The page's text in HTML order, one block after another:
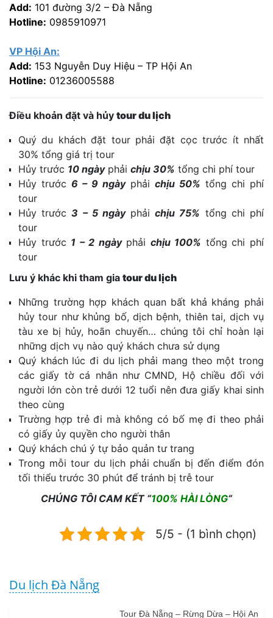
Add: 101 đường 3/2 – Đà Nẵng
Hotline: 0985910971
VP Hội An:
Add: 153 Nguyễn Duy Hiệu – TP Hội An
Hotline: 01236005588
Điều khoản đặt và hủy tour du lịch
Quý du khách đặt tour phải đặt cọc trước ít nhất
30% tổng giá trị tour
Hủy trước 10 ngàyphải chịu 30% tổng chi phí tour
Hủy trước 6 – 9 ngàyphải chịu 50% tổng chi phí
tour
Hủy trước3 – 5 ngàyphảichịu 75% tổng chi phí
tour
Hủy trước 1 – 2 ngàyphải chịu 100% tổng chi phí
tour
Lưu ý khác khi tham gia tour du lịch
Những trường hợp khách quan bất khả kháng phải
hủy tour như khủng bố, dịch bệnh, thiên tai, dịch vụ
tàu xe bị hủy, hoãn chuyến… chúng tôi chỉ hoàn lại
những dịch vụ nào quý khách chưa sử dụng
Quý khách lúc đi du lịch phải mang theo một trong
các giấy tờ cá nhân như CMND, Hộ chiều đối với
người lớn còn trẻ dưới 12 tuổi nên đưa giấy khai sinh
theo cùng
Trường hợp trẻ đi mà không có bố mẹ đi theo phải
có giấy ủy quyền cho người thân
Quý khách chú ý tự bảo quản tư trang
Trong mỗi tour du lịch phải chuẩn bị đến điểm đón
tối thiểu trước 30 phút để tránh bị trễ tour
CHÚNG TÔI CAM KẾT “100% HÀI LÒNG“
5/5 - (1 bình chọn)
Du lịch Đà Nẵng
Tour Đà Nẵng – Rừng Dừa – Hội An